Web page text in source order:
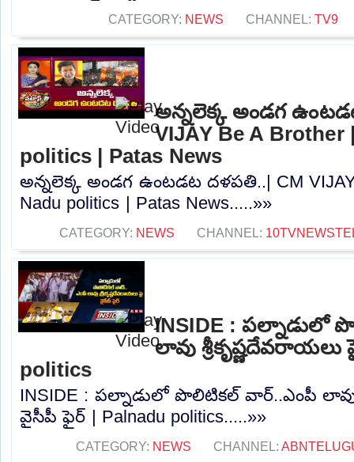
CATEGORY: NEWS CHANNEL: TV9
అన్నలెక్క అండగ
VIJAY Be A Brother
politics | Patas News
అన్నలెక్క అండగ ఉంటడట దళపతి..| CM VIJAY
Nadu politics | Patas News.....»»
CATEGORY: NEWS CHANNEL:
INSIDE : పల్నాడులో
లావు
politics
INSIDE : పల్నాడులో పొలిటికల్ వార్..ఎంపీ లావు
వైసీపీ ఫైర్ | Palnadu politics.....»»
CATEGORY: NEWS CHANNEL: